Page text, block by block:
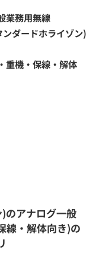
業務用無線
ンダードホライゾン)
重機・保線・解体
のアナログ一般
線・解体向き)の